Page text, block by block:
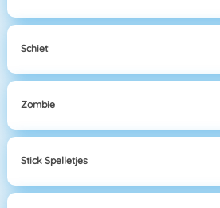
Schiet
Zombie
Stick Spelletjes